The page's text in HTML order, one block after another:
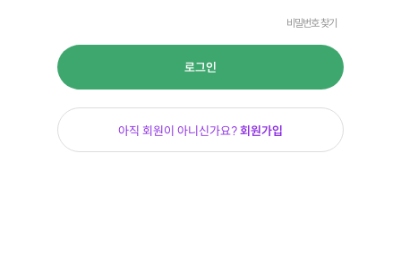
비밀번호 찾기
로그인
아직 회원이 아니신가요?회원가입